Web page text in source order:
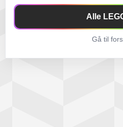
Alle
Gå til